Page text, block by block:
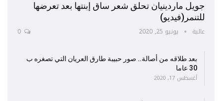
جويل ماردينيان تحلق شعر ساق إبنتها بعد تعرضها
للتنمر(فيديو)
عالية يونيو 25, 2020
بعد طلاقه من أصالة.. صور حبيبة طارق العريان التي تصغره ب
30 عاما
أغسطس 17, 2020